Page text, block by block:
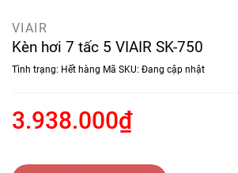
VIAIR
Kèn hơi 7 tấc 5 VIAIR SK-750
Tình trạng: Hết hàng Mã SKU: Đang cập nhật
3.938.000₫